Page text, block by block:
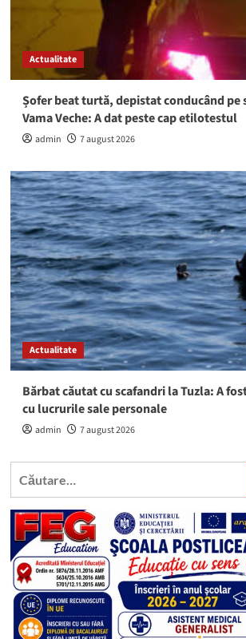
Actualitate
Șofer beat turtă, depistat conducând pe
Vama Veche: A dat peste cap etilotestul
admin 7 august 2026
Actualitate
Bărbat căutat cu scafandri la Tuzla: A
cu lucrurile sale personale
admin 7 august 2026